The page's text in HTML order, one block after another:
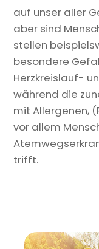
auf unser aller
aber sind
stellen
besondere
Herzkreislauf-
während die
mit Allergenen,
vor allem
trifft.